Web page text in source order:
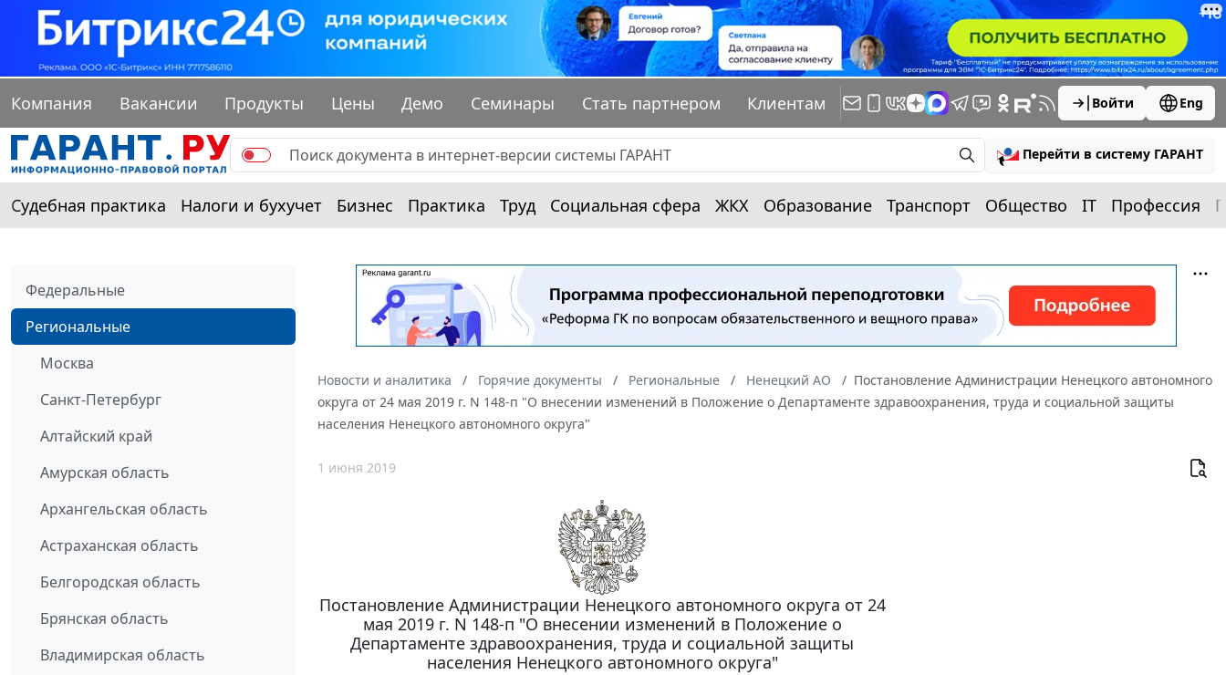
Компания Вакансии Продукты Цены Демо Семинары Стать партнером Клиентам Войти Eng
Перейти в систему ГАРАНТ
Судебная практика Налоги и бухучет Бизнес Практика Труд Социальная сфера ЖКХ Образование Транспорт Общество IT Профессия
Федеральные
Региональные
Москва
Санкт-Петербург
Алтайский край
Амурская область
Архангельская область
Астраханская область
Белгородская область
Брянская область
Владимирская область
Новости и аналитика Горячие документы Региональные Ненецкий АО
Постановление Администрации Ненецкого автономного
округа от 24 мая 2019 г. N 148-п "О внесении изменений в Положение о Департаменте здравоохранения, труда и социальной защиты
населения Ненецкого автономного округа"
1 июня 2019
Постановление Администрации Ненецкого автономного округа от 24
мая 2019 г. N 148-п "О внесении изменений в Положение о
Департаменте здравоохранения, труда и социальной защиты
населения Ненецкого автономного округа"